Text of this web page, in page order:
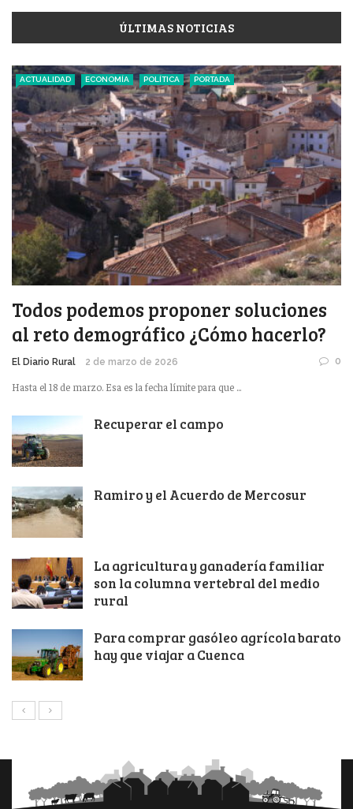
ÚLTIMAS NOTICIAS
ACTUALIDAD ECONOMÍA POLÍTICA PORTADA
Todos podemos proponer soluciones
al reto demográfico ¿Cómo hacerlo?
El Diario Rural 2 de marzo de 2026 0
Hasta el 18 de marzo. Esa es la fecha límite para que ...
Recuperar el campo
Ramiro y el Acuerdo de Mercosur
La agricultura y ganadería familiar
son la columna vertebral del medio
rural
Para comprar gasóleo agrícola barato
hay que viajar a Cuenca